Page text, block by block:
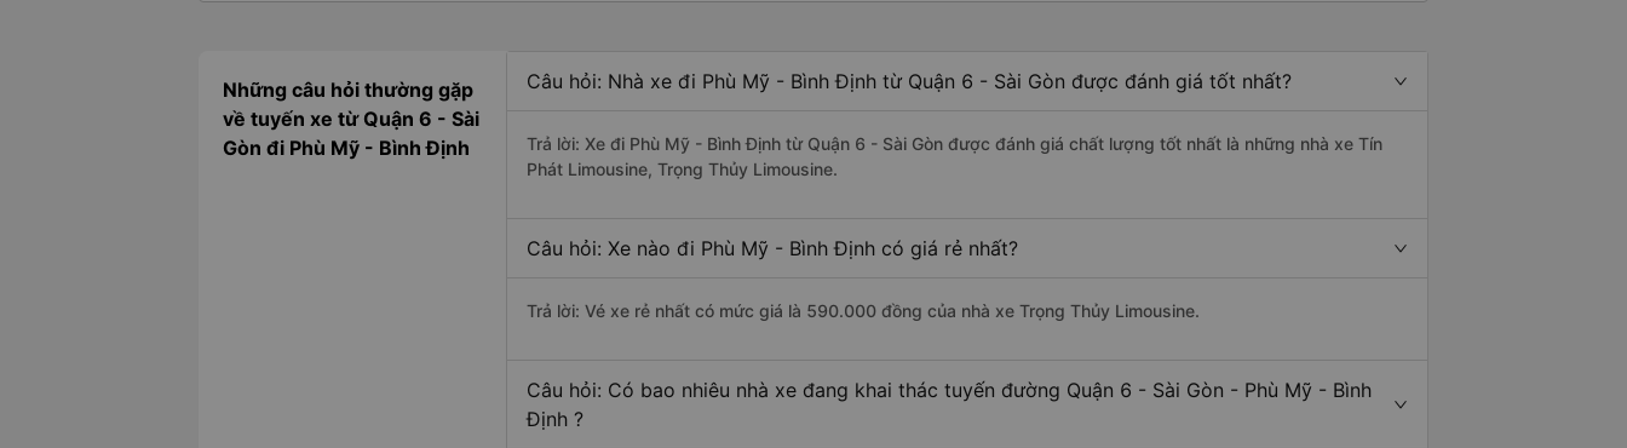
Những câu hỏi thường gặp
về tuyến xe từ Quận 6 - Sài
Gòn đi Phù Mỹ - Bình Định
Câu hỏi: Nhà xe đi Phù Mỹ - Bình Định từ Quận 6 - Sài Gòn được đánh giá tốt nhất?
Trả lời: Xe đi Phù Mỹ - Bình Định từ Quận 6 - Sài Gòn được đánh giá chất lượng tốt nhất là những nhà xe Tín
Phát Limousine, Trọng Thủy Limousine.
Câu hỏi: Xe nào đi Phù Mỹ - Bình Định có giá rẻ nhất?
Trả lời: Vé xe rẻ nhất có mức giá là 590.000 đồng của nhà xe Trọng Thủy Limousine.
Câu hỏi: Có bao nhiêu nhà xe đang khai thác tuyến đường Quận 6 - Sài Gòn - Phù Mỹ - Bình
Định ?